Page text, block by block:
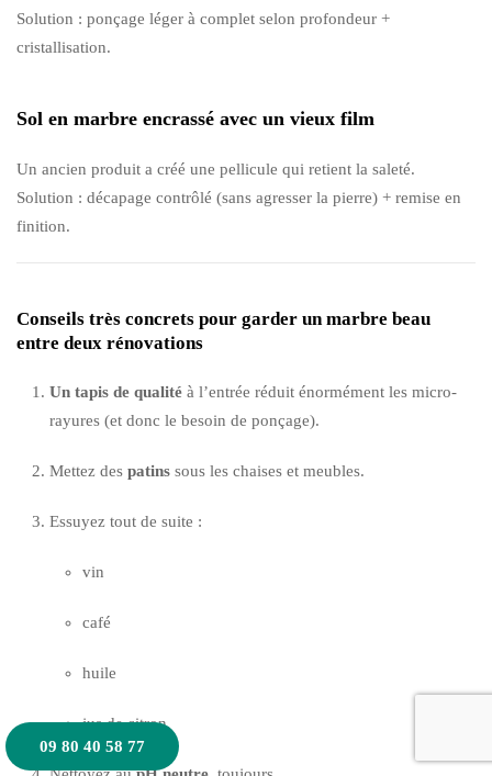
Solution : ponçage léger à complet selon profondeur +
cristallisation.
Sol en marbre encrassé avec un vieux film
Un ancien produit a créé une pellicule qui retient la saleté.
Solution : décapage contrôlé (sans agresser la pierre) + remise en
finition.
Conseils très concrets pour garder un marbre beau
entre deux rénovations
Un tapis de qualité à l’entrée réduit énormément les micro-
rayures (et donc le besoin de ponçage).
Mettez des patins sous les chaises et meubles.
Essuyez tout de suite :
vin
café
huile
jus de citron
09 80 40 58 77